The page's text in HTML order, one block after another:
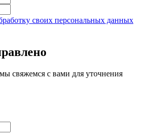
своих персональных данных
свяжемся с вами для уточнения